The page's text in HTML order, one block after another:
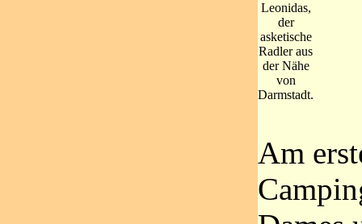
Leonidas,
der
asketische
Radler aus
der Nähe
von
Darmstadt.
Am